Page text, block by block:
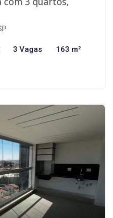
3 Vagas 163 m²